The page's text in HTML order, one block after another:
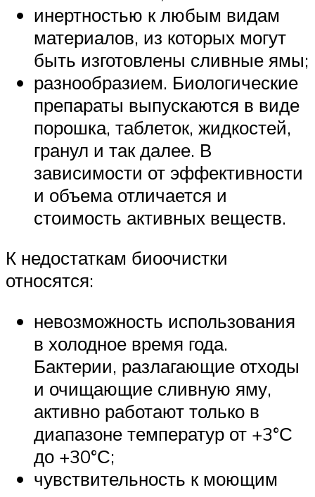
инертностью к любым видам
материалов, из которых могут
быть изготовлены сливные ямы;
разнообразием. Биологические
препараты выпускаются в виде
порошка, таблеток, жидкостей,
гранул и так далее. В
зависимости от эффективности
и объема отличается и
стоимость активных веществ.
К недостаткам биоочистки
относятся:
невозможность использования
в холодное время года.
Бактерии, разлагающие отходы
и очищающие сливную яму,
активно работают только в
диапазоне температур от +3°С
до +30°С;
чувствительность к моющим